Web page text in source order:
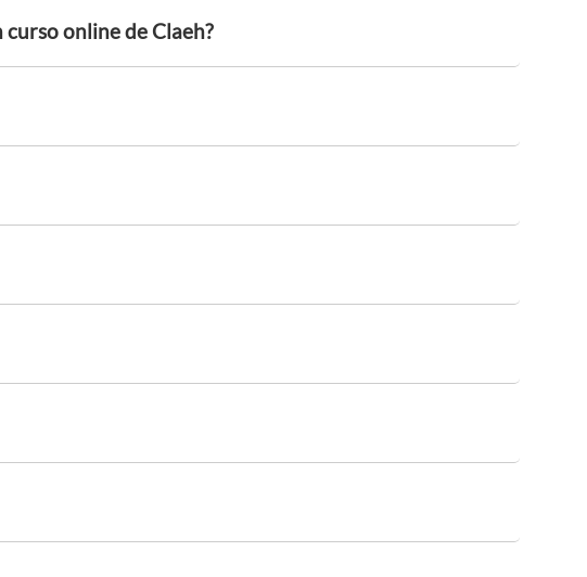
online de Claeh?